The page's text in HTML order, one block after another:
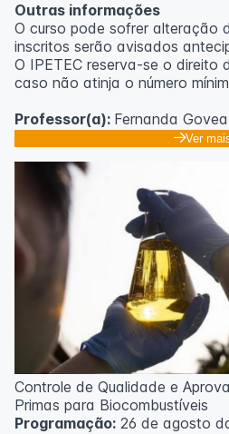
Outras informações
O curso pode sofrer alteração
inscritos serão avisados
O IPETEC reserva-se o direito
caso não atinja o número
Professor(a): Fernanda
Ver
Controle de Qualidade e
Primas para Biocombustíveis
Programação: 26 de agosto